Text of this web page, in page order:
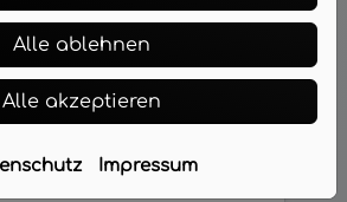
Plus an Sicherheit –
Alle ablehnen
Alle akzeptieren
Impressum